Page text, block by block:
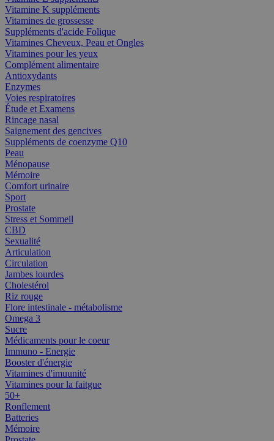
Vitamine K suppléments
Vitamines de grossesse
Suppléments d'acide Folique
Vitamines Cheveux, Peau et Ongles
Vitamines pour les yeux
Complément alimentaire
Antioxydants
Enzymes
Voies respiratoires
Étude et Examens
Rincage nasal
Saignement des gencives
Suppléments de coenzyme Q10
Peau
Ménopause
Mémoire
Comfort urinaire
Sport
Prostate
Stress et Sommeil
CBD
Sexualité
Articulation
Circulation
Jambes lourdes
Cholestérol
Riz rouge
Flore intestinale - métabolisme
Omega 3
Sucre
Médicaments pour le coeur
Immuno - Energie
Booster d'énergie
Vitamines d'imuunité
Vitamines pour la faitgue
50+
Ronflement
Batteries
Mémoire